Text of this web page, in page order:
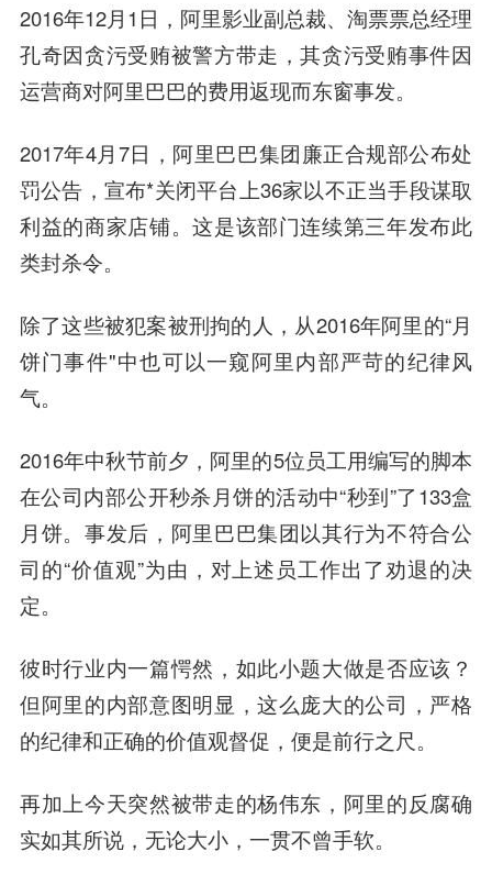
2016年12月1日， 阿里影业副总裁、淘票票总经理
孔奇因贪污受贿被警方带走，其贪污受贿事件因
运营商对阿里巴巴的费用返现而东窗事发。
2017年4月7日，阿里巴巴集团廉正合规部公布处
罚公告，宣布*关闭平台上36家以不正当手段谋取
利益的商家店铺。这是该部门连续第三年发布此
类封杀令。
除了这些被犯案被刑拘的人，从2016年阿里的“月
饼门事件"中也可以一窥阿里内部严苛的纪律风
气。
2016年中秋节前夕，阿里的5位员工用编写的脚本
在公司内部公开秒杀月饼的活动中“秒到”了133盒
月饼。事发后，阿里巴巴集团以其行为不符合公
司的“价值观”为由，对上述员工作出了劝退的决
定。
彼时行业内一篇愕然，如此小题大做是否应该？
但阿里的内部意图明显，这么庞大的公司，严格
的纪律和正确的价值观督促，便是前行之尺。
再加上今天突然被带走的杨伟东，阿里的反腐确
实如其所说，无论大小，一贯不曾手软。